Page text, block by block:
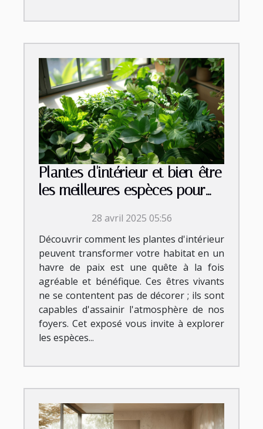
Plantes d'intérieur et bien-être
les meilleures espèces pour
28 avril 2025 05:56
Découvrir comment les plantes d'intérieur
peuvent transformer votre habitat en un
havre de paix est une quête à la fois
agréable et bénéfique. Ces êtres vivants
ne se contentent pas de décorer ; ils sont
capables d'assainir l'atmosphère de nos
foyers. Cet exposé vous invite à explorer
les espèces...